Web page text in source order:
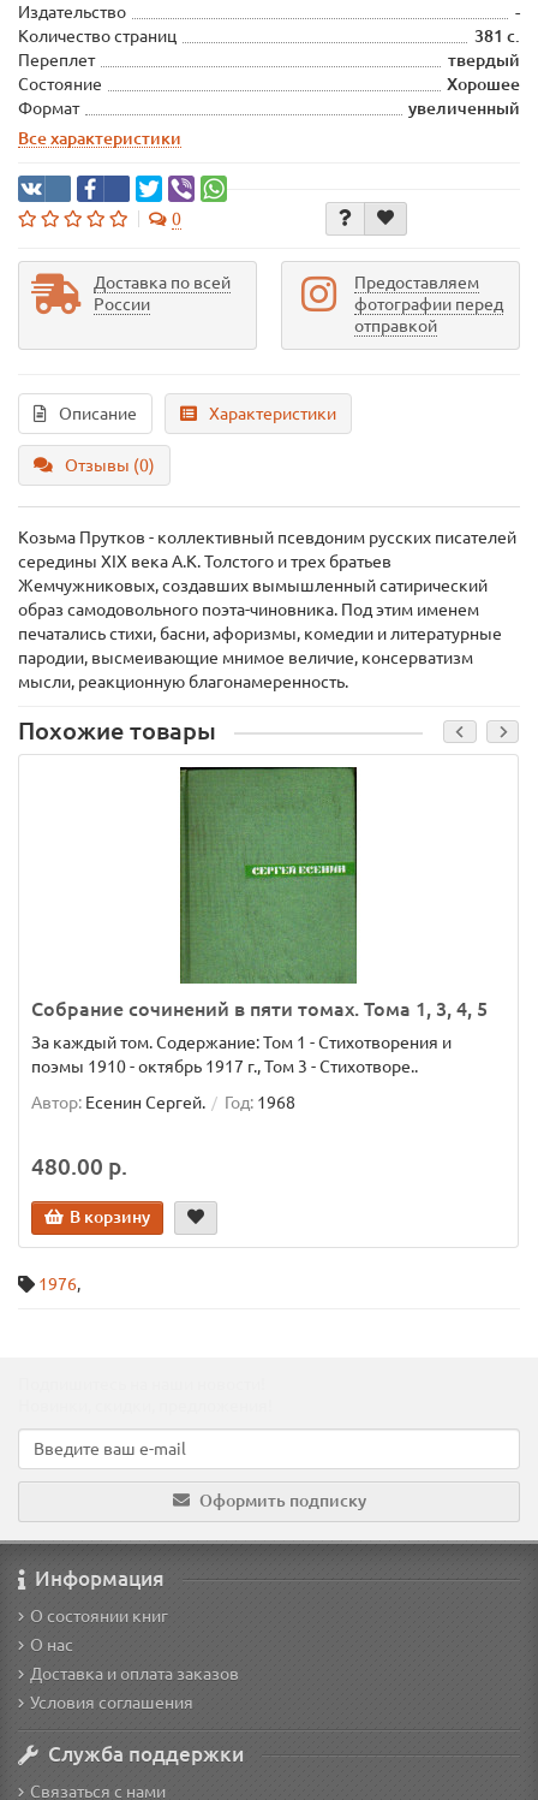
Издательство
-
Количество страниц
381 с.
Переплет
твердый
Состояние
Хорошее
Формат
увеличенный
Все характеристики
0
Доставка по всей
России
Предоставляем
фотографии перед
отправкой
Описание Характеристики
Отзывы (0)
Козьма Прутков - коллективный псевдоним русских писателей
середины XIX века А.К. Толстого и трех братьев
Жемчужниковых, создавших вымышленный сатирический
образ самодовольного поэта-чиновника. Под этим именем
печатались стихи, басни, афоризмы, комедии и литературные
пародии, высмеивающие мнимое величие, консерватизм
мысли, реакционную благонамеренность.
Похожие товары
Собрание сочинений в пяти томах. Тома 1, 3, 4, 5
За каждый том. Содержание: Том 1 - Стихотворения и
поэмы 1910 - октябрь 1917 г., Том 3 - Стихотворе..
Автор: Есенин Сергей. Год: 1968
480.00 р.
В корзину
1976,
Оформить подписку
Информация
О состоянии книг
О нас
Доставка и оплата заказов
Условия соглашения
Служба поддержки
Связаться с нами